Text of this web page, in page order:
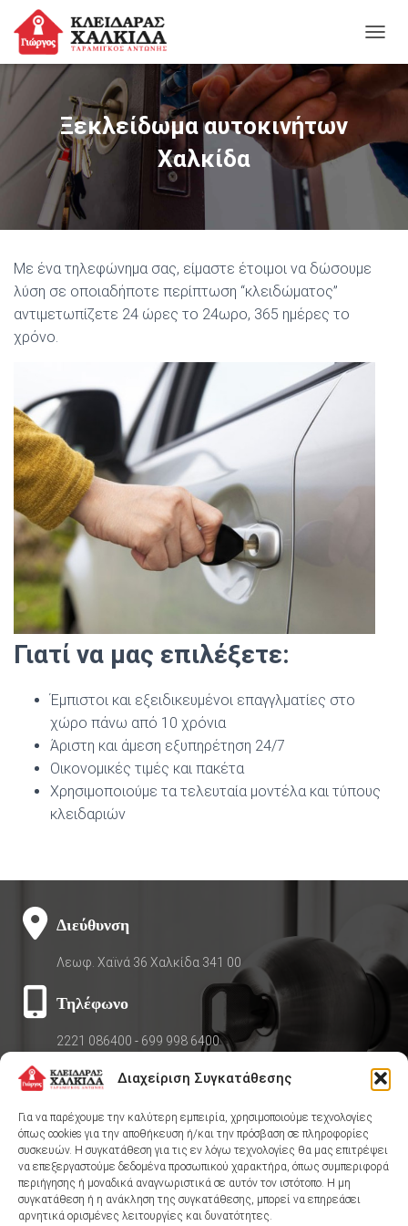
Διαχείριση Συγκατάθεσης
Για να παρέχουμε την καλύτερη εμπειρία, χρησιμοποιούμε τεχνολογίες
όπως cookies για την αποθήκευση ή/και την πρόσβαση σε πληροφορίες
συσκευών. Η συγκατάθεση για τις εν λόγω τεχνολογίες θα μας επιτρέψει
να επεξεργαστούμε δεδομένα προσωπικού χαρακτήρα, όπως συμπεριφορά
περιήγησης ή μοναδικά αναγνωριστικά σε αυτόν τον ιστότοπο. Η μη
συγκατάθεση ή η ανάκληση της συγκατάθεσης, μπορεί να επηρεάσει
αρνητικά ορισμένες λειτουργίες και δυνατότητες.
Ξεκλείδωμα αυτοκινήτων
Χαλκίδα
Με ένα τηλεφώνημα σας, είμαστε έτοιμοι να δώσουμε
λύση σε οποιαδήποτε περίπτωση “κλειδώματος”
αντιμετωπίζετε 24 ώρες το 24ωρο, 365 ημέρες το
χρόνο.
Γιατί να μας επιλέξετε:
Έμπιστοι και εξειδικευμένοι επαγγλματίες στο
χώρο πάνω από 10 χρόνια
Άριστη και άμεση εξυπηρέτηση 24/7
Οικονομικές τιμές και πακέτα
Χρησιμοποιούμε τα τελευταία μοντέλα και τύπους
κλειδαριών
Διεύθυνση
Λεωφ. Χαϊνά 36 Χαλκίδα 341 00
Τηλέφωνο
2221 086400 - 699 998 6400
Άμεση εξυπηρέτηση 24/7
ΚΑΛΕΣΤΕ ΤΩΡΑ